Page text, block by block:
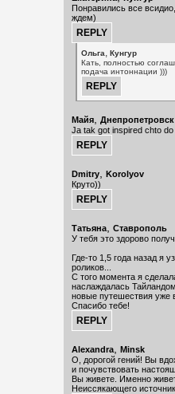
Понравились все
ждем)
Ольга, Кунгур
Кать, полностью
подача интоннации )))
Майя, Днепропетровск
Ja tak got inspired chto
Dmitry, Korolyov
Круто))
Татьяна, Ставрополь
У тебя это здорово
Где-то 1,5 года назад я
роликов...
С того момента я
наслаждалась
новые путешествия уже
Спасибо тебе!
Alexandra, Minsk
О, дорогой гений! Вы
и почувствовать
Вы живете. Именно
Неиссякающего